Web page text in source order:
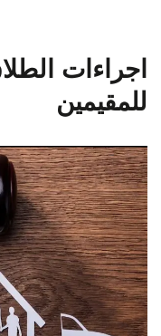
اجراءات
للمقيمين